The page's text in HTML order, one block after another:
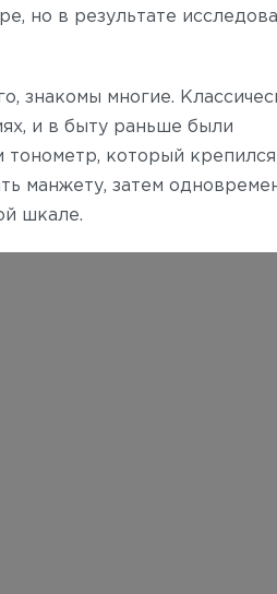
но в результате
знакомы многие.
и в быту раньше были
тонометр, который
манжету, затем
шкале.